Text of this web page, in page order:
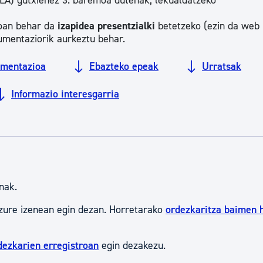
Iragarki ofizialen taula
behar da izapidea presentzialki betetzeko (ezin da web
aurkeztu behar.
Ebazteko epeak Urratsak
Informazio interesgarria
izenean egin dezan. Horretarako ordezkaritza baimen
erregistroan egin dezakezu.